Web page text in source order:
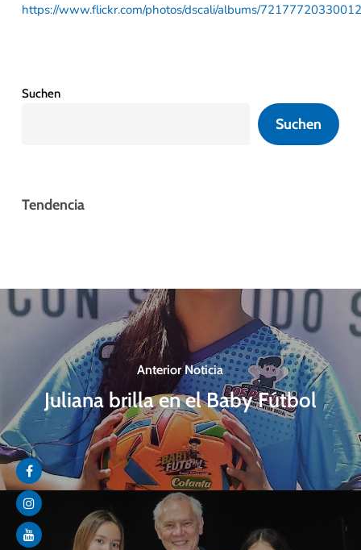
https://www.flickr.com/photos/dscali/albums/
Suchen
Suchen
Tendencia
Anterior Noticia
Juliana brilla en el Baby Fútbol